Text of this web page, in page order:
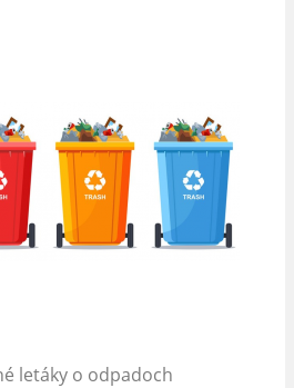
letáky o odpadoch